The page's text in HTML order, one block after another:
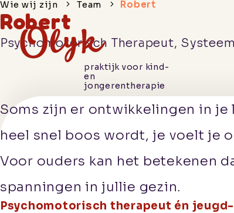
praktijk voor kind-
en
jongerentherapie
Hoe we je
helpen
Wie wij
zijn
Wie wij zijn Team Robert
Robert
Psychomotorisch Therapeut,
Soms zijn er ontwikkelingen in
heel snel boos wordt, je voelt je
Voor ouders kan het betekenen
spanningen in jullie gezin.
Psychomotorisch therapeut én